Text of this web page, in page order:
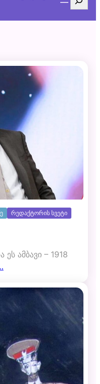
რედაქტორის სვეტი
ამბავი – 1918